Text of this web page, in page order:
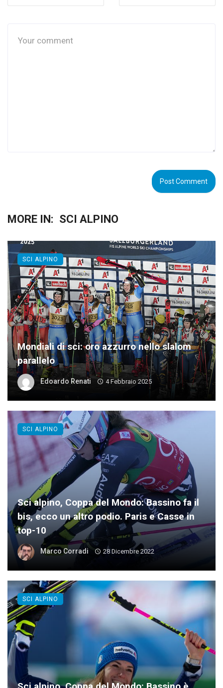
MORE IN: SCI ALPINO
Mondiali di sci: oro azzurro nello slalom
parallelo
Edoardo Renati 4 Febbraio 2025
SCI ALPINO
Sci alpino, Coppa del Mondo: Bassino fa il
bis, ecco un altro podio. Paris e Casse in
top-10
Marco Corradi 28 Dicembre 2022
SCI ALPINO
SCI ALPINO